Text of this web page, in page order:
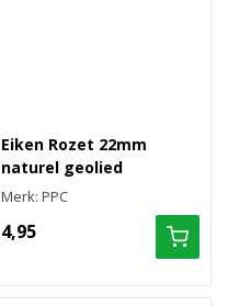
Eiken Rozet 22mm
naturel geolied
Merk: PPC
4,95